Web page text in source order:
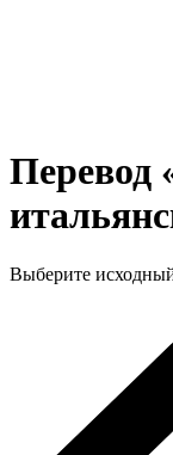
Перевод
Выберите